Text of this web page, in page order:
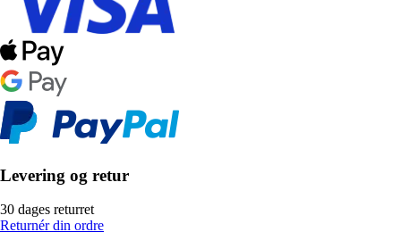
Levering og retur
30 dages returret
Returnér din ordre